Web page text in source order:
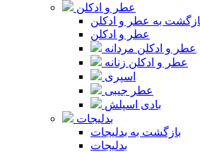
عطر و ادکلن
به عطر و ادکلن
عطر و ادکلن
عطر و ادکلن مردانه
عطر و ادکلن زنانه
اسپری
عطر جیبی
بادی اسپلش
بدلیجات
بازگشت به بدلیجات
بدلیجات